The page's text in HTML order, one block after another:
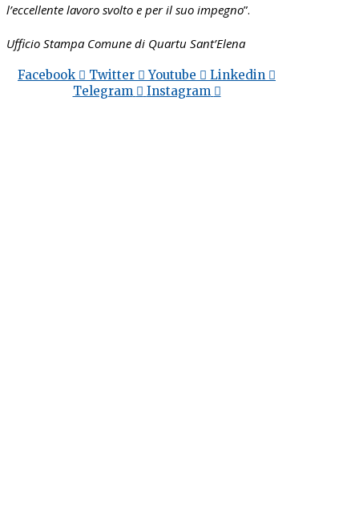
l’eccellente lavoro svolto e per il suo impegno”.
Ufficio Stampa Comune di Quartu Sant’Elena
Facebook Twitter Youtube
Linkedin
Telegram
Instagram